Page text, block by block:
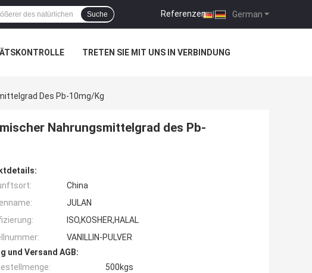
German
Referenzen |
Suche
TRETEN SIE MIT UNS IN VERBINDUNG
Des Pb-10mg/Kg
Nahrungsmittelgrad des Pb-
China
JULAN
ISO,KOSHER,HALAL
VANILLIN-PULVER
und Versand AGB:
500kgs